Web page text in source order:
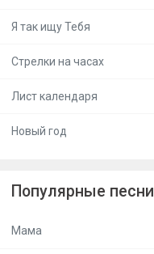
Я так ищу Тебя
Стрелки на часах
Лист календаря
Новый год
Популярные песни
Мама